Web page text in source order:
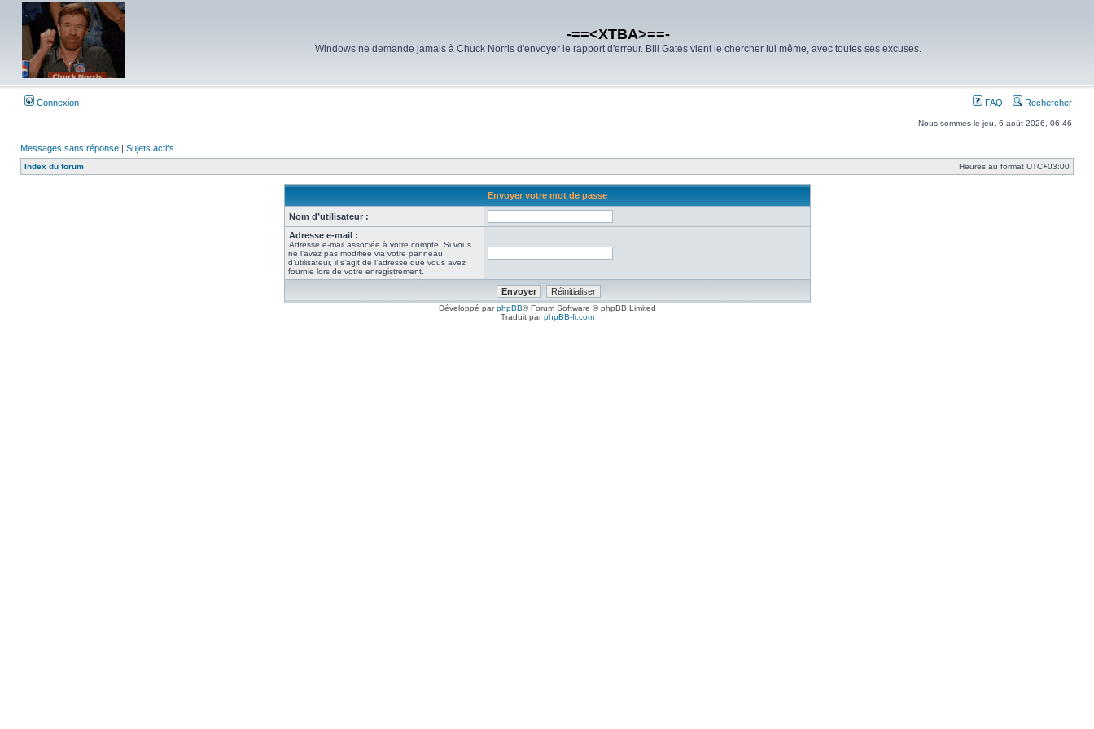
-==<XTBA>==-
Windows ne demande jamais à Chuck Norris d'envoyer le rapport d'erreur. Bill Gates vient le chercher lui même, avec toutes ses excuses.
Connexion FAQ Rechercher
Nous sommes le jeu. 6 août 2026, 06:46
Messages sans réponse | Sujets actifs
Index du forum Heures au format UTC+03:00
Envoyer votre mot de passe
Nom d’utilisateur :
Adresse e-mail :
Adresse e-mail associée à votre compte. Si vous
ne l’avez pas modifiée via votre panneau
d’utilisateur, il s’agit de l’adresse que vous avez
fournie lors de votre enregistrement.
Développé parphpBB® Forum Software © phpBB Limited
Traduit parphpBB-fr.com